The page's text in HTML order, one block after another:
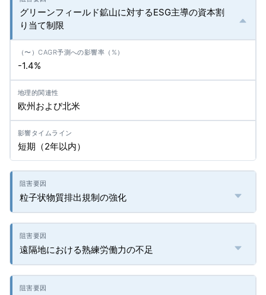
グリーンフィールド鉱山に対するESG主導の資本割
り当て制限
-1.4%
欧州および北米
短期（2年以内）
粒子状物質排出規制の強化
遠隔地における熟練労働力の不足